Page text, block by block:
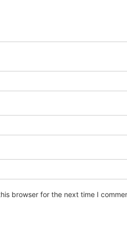
browser for the next time I